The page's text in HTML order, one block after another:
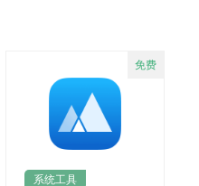
系统工具